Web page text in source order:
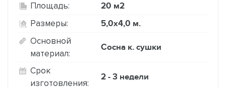
Площадь: 20 м2
Размеры: 5,0х4,0 м.
Основной
материал:
Сосна к. сушки
Срок
изготовления:
2 - 3 недели